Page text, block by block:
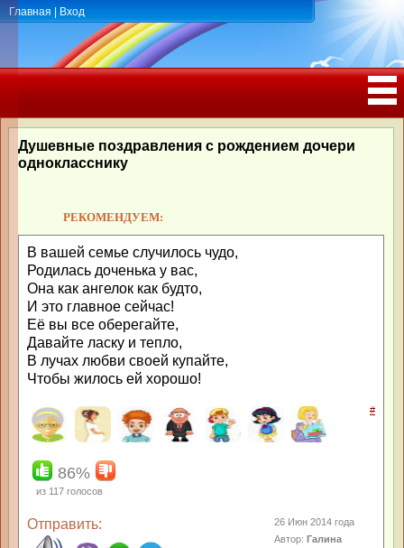
Главная Вход
РОЖДЕНИЯ, ЮБИЛЕЕМ
Душевные поздравления с рождением дочери
однокласснику
РЕКОМЕНДУЕМ:
В вашей семье случилось чудо,
Родилась доченька у вас,
Она как ангелок как будто,
И это главное сейчас!
Её вы все оберегайте,
Давайте ласку и тепло,
В лучах любви своей купайте,
Чтобы жилось ей хорошо!
#
86%
из 117 голосов
Отправить:
26 Июн 2014 года
Автор:Галина